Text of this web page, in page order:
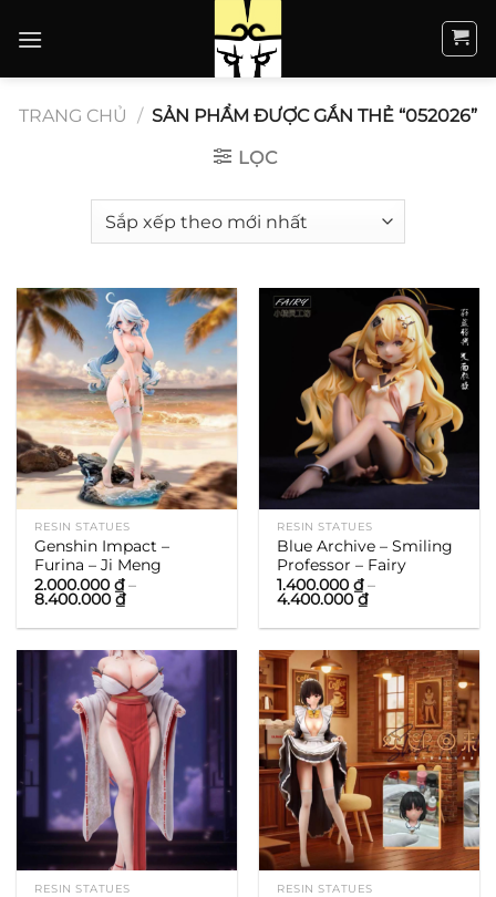
qua
TRANG CHỦ / SẢN PHẨM ĐƯỢC GẮN THẺ “052026”
LỌC
RESIN STATUES
Genshin Impact –
Furina – Ji Meng
2.000.000₫ –
8.400.000₫Khoảng
giá:
từ
đến
8.400.000 ₫
RESIN STATUES
Blue Archive – Smiling
Professor – Fairy
1.400.000₫ –
4.400.000₫Khoảng
giá:
từ
đến
4.400.000 ₫
RESIN STATUES RESIN STATUES